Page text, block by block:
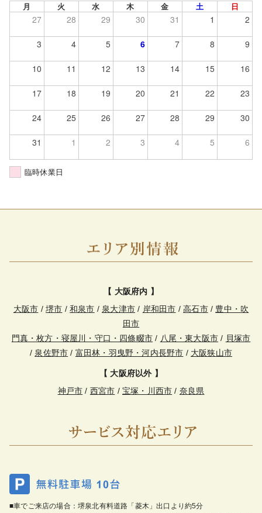
月 火 水 木 金 土 日
27 28 29 30 31 1 2
3 4 5 6 7 8 9
10 11 12 13 14 15 16
17 18 19 20 21 22 23
24 25 26 27 28 29 30
31 1 2 3 4 5 6
臨時休業日
【 大阪府内 】
大阪市 /堺市 /和泉市 / 泉大津市 / 岸和田市 /高石市/ 豊中・吹
田市
門真・枚方・寝屋川・守口・四條畷市 / 八尾・東大阪市 / 貝塚市
/ 泉佐野市 / 富田林・羽曳野・河内長野市 / 大阪狭山市
【 大阪府以外 】
神戸市 / 西宮市 / 宝塚・川西市 / 奈良県
■車でご来店の場合：堺泉北有料道路「菱木」出口より約5分